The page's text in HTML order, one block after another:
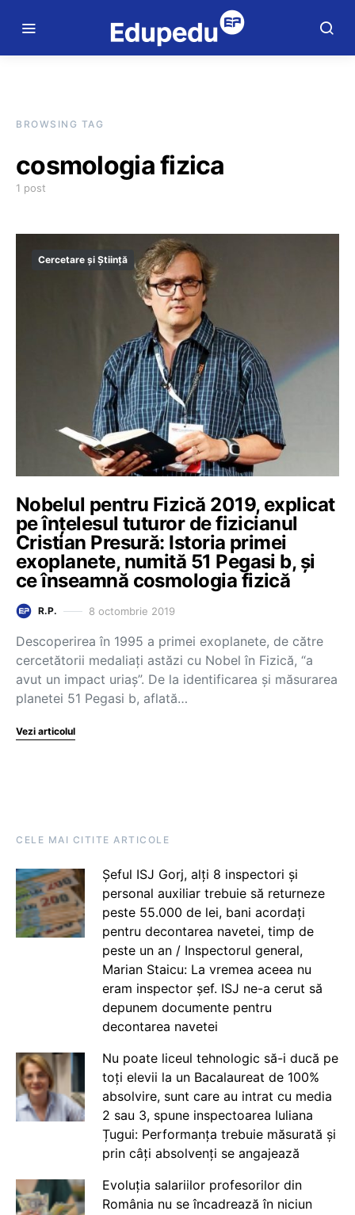
BROWSING TAG
cosmologia fizica
1 post
Cercetare și Știință
Nobelul pentru Fizică 2019, explicat
pe înțelesul tuturor de fizicianul
Cristian Presură: Istoria primei
exoplanete, numită 51 Pegasi b, și
ce înseamnă cosmologia fizică
R.P. 8 octombrie 2019
Descoperirea în 1995 a primei exoplanete, de către
cercetătorii medaliați astăzi cu Nobel în Fizică, “a
avut un impact uriaș”. De la identificarea și măsurarea
planetei 51 Pegasi b, aflată…
Vezi articolul
CELE MAI CITITE ARTICOLE
Șeful ISJ Gorj, alți 8 inspectori și
personal auxiliar trebuie să returneze
peste 55.000 de lei, bani acordați
pentru decontarea navetei, timp de
peste un an / Inspectorul general,
Marian Staicu: La vremea aceea nu
eram inspector șef. ISJ ne-a cerut să
depunem documente pentru
decontarea navetei
Nu poate liceul tehnologic să-i ducă pe
toți elevii la un Bacalaureat de 100%
absolvire, sunt care au intrat cu media
2 sau 3, spune inspectoarea Iuliana
Țugui: Performanța trebuie măsurată și
prin câți absolvenți se angajează
Evoluția salariilor profesorilor din
România nu se încadrează în niciun